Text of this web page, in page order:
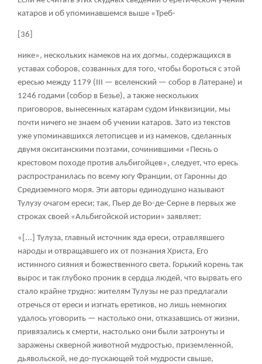
катаров и об упоминавшемся выше «Треб-
[36]
нике», нескольких намеков на их догмы, содержащихся в
уставах соборов, созванных для того, чтобы бороться с этой
ересью между 1179 (III — вселенский — собор в Латеране) и
1246 годами (собор в Безье), а также нескольких
приговоров, вынесенных катарам судом Инквизиции, мы
почти ничего не знаем об учении катаров. Зато из текстов
уже упоминавшихся летописцев и из намеков, сделанных
двумя окситанскими поэтами, сочинившими «Песнь о
крестовом походе против альбигойцев», следует, что ересь
распространилась по всему югу Франции, от Гаронны до
Средиземного моря. Эти авторы единодушно называют
Тулузу очагом ереси; так, Пьер де Во-де-Серне в первых же
строках своей «Альбигойской истории» заявляет:
«[...] Тулуза, главный источник яда ереси, отравлявшего
народы и отвращавшего их от познания Христа, Его
истинного сияния и божественного света. Горький корень так
вырос и так глубоко проник в сердца людей, что вырвать его
стало крайне трудно: жителям Тулузы не раз предлагали
отречься от ереси и изгнать еретиков, но лишь немногих
удалось уговорить — настолько они, отказавшись от жизни,
привязались к смерти, настолько они были затронуты и
заражены скверной животной мудростью, приземленной,
дьявольской, не до-пускающей той мудрости свыше,